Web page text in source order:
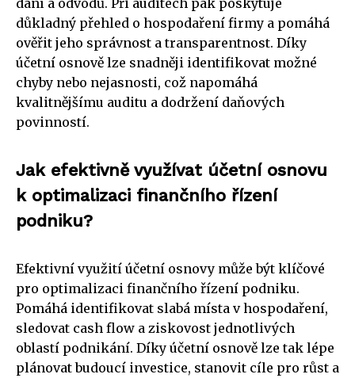
důkladný přehled o hospodaření firmy a pomáhá
ověřit jeho správnost a transparentnost. Díky
účetní osnově lze snadněji identifikovat možné
chyby nebo nejasnosti, což napomáhá
kvalitnějšímu auditu a dodržení daňových
povinností.
Jak efektivně využívat účetní osnovu
k optimalizaci finančního řízení
podniku?
Efektivní využití účetní osnovy může být klíčové
pro optimalizaci finančního řízení podniku.
Pomáhá identifikovat slabá místa v hospodaření,
sledovat cash flow a ziskovost jednotlivých
oblastí podnikání. Díky účetní osnově lze tak lépe
plánovat budoucí investice, stanovit cíle pro růst a